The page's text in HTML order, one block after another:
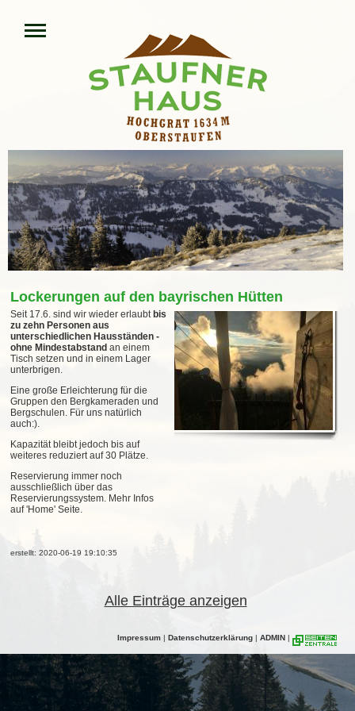
Lockerungen auf den bayrischen Hütten
Seit 17.6. sind wir wieder erlaubt bis
zu zehn Personen aus
unterschiedlichen Hausständen -
ohne Mindestabstand an einem
Tisch setzen und in einem Lager
unterbrigen.
Eine große Erleichterung für die
Gruppen den Bergkameraden und
Bergschulen. Für uns natürlich
auch:).
Kapazität bleibt jedoch bis auf
weiteres reduziert auf 30 Plätze.
Reservierung immer noch
ausschließlich über das
Reservierungssystem. Mehr Infos
auf 'Home' Seite.
erstellt: 2020-06-19 19:10:35
Alle Einträge anzeigen
Impressum | Datenschutzerklärung | ADMIN |